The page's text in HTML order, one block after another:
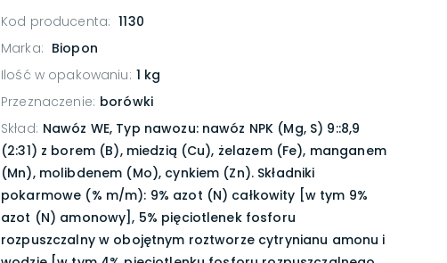
Kod producenta: 1130
Marka: Biopon
Ilość w opakowaniu: 1 kg
Przeznaczenie: borówki
Skład: Nawóz WE, Typ nawozu: nawóz NPK (Mg, S) 9::8,9
(2:31) z borem (B), miedzią (Cu), żelazem (Fe), manganem
(Mn), molibdenem (Mo), cynkiem (Zn). Składniki
pokarmowe (% m/m): 9% azot (N) całkowity [w tym 9%
azot (N) amonowy], 5% pięciotlenek fosforu
rozpuszczalny w obojętnym roztworze cytrynianu amonu i